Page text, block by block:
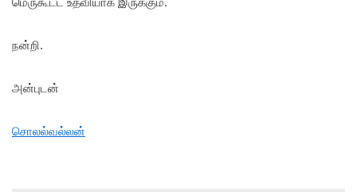
நன்றி.
அன்புடன்
சொலல்வல்லன்